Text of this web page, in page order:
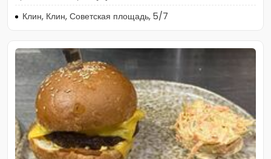
Клин, Клин, Советская площадь, 5/7